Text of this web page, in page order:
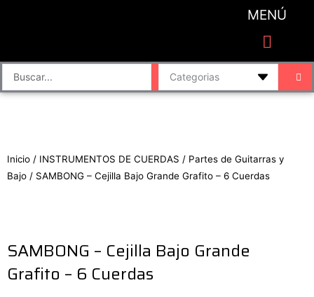
MENÚ
Search
...
Inicio / INSTRUMENTOS DE CUERDAS / Partes de Guitarras y
Bajo / SAMBONG – Cejilla Bajo Grande Grafito – 6 Cuerdas
SAMBONG – Cejilla Bajo Grande
Grafito – 6 Cuerdas